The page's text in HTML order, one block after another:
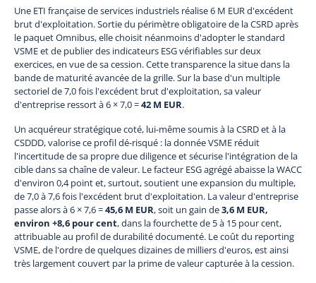
Une ETI française de services industriels réalise 6 M EUR d'excédent
brut d'exploitation. Sortie du périmètre obligatoire de la CSRD après
le paquet Omnibus, elle choisit néanmoins d'adopter le standard
VSME et de publier des indicateurs ESG vérifiables sur deux
exercices, en vue de sa cession. Cette transparence la situe dans la
bande de maturité avancée de la grille. Sur la base d'un multiple
sectoriel de 7,0 fois l'excédent brut d'exploitation, sa valeur
d'entreprise ressort à 6 × 7,0 =42 M EUR.
Un acquéreur stratégique coté, lui-même soumis à la CSRD et à la
CSDDD, valorise ce profil dé-risqué : la donnée VSME réduit
l'incertitude de sa propre due diligence et sécurise l'intégration de la
cible dans sa chaîne de valeur. Le facteur ESG agrégé abaisse la WACC
d'environ 0,4 point et, surtout, soutient une expansion du multiple,
de 7,0 à 7,6 fois l'excédent brut d'exploitation. La valeur d'entreprise
passe alors à 6 × 7,6 =45,6 M EUR, soit un gain de3,6 M EUR,
environ +8,6 pour cent, dans la fourchette de 5 à 15 pour cent,
attribuable au profil de durabilité documenté. Le coût du reporting
VSME, de l'ordre de quelques dizaines de milliers d'euros, est ainsi
très largement couvert par la prime de valeur capturée à la cession.